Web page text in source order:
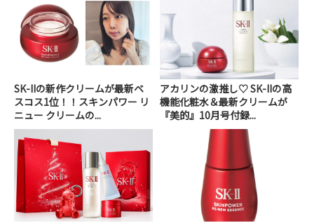
SK-IIの新作クリームが最新ベ
スコス1位！！スキンパワー リ
ニュー クリームの...
アカリンの激推し♡ SK-IIの高
機能化粧水＆最新クリームが
『美的』10月号付録...